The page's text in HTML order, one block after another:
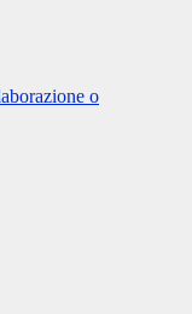
o